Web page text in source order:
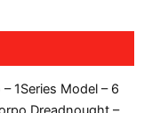
1Series Model – 6